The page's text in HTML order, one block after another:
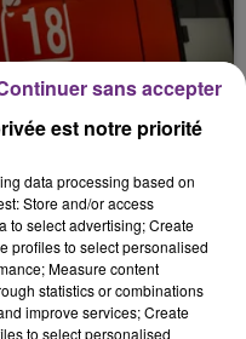
LA
ce mercredi en
est notre priorité
data processing based on
Store and/or access
to select advertising; Create
profiles to select personalised
Measure content
statistics or combinations
improve services; Create
to select personalised
sans accepter